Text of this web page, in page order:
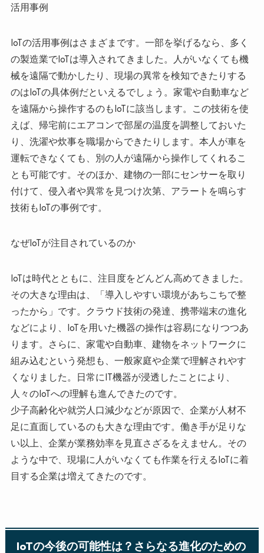
活用事例
IoTの活用事例はさまざまです。一部を挙げるなら、多く
の製造業でIoTは導入されてきました。人がいなくても機
械を遠隔で動かしたり、現場の異常を検知できたりする
のはIoTの具体例だといえるでしょう。家電や自動車など
を遠隔から操作するのもIoTに該当します。この技術を使
えば、帰宅前にエアコンで部屋の温度を調整しておいた
り、洗濯や炊事を職場からできたりします。本人が車を
運転できなくても、別の人が遠隔から操作してくれるこ
とも可能です。そのほか、建物の一部にセンサーを取り
付けて、侵入者や異常を見つけ次第、アラートを鳴らす
技術もIoTの事例です。
なぜIoTが注目されているのか
IoTは時代とともに、注目度をどんどん高めてきました。
その大きな理由は、「導入しやすい環境があちこちで整
ったから」です。クラウド技術の発達、携帯端末の進化
などにより、IoTを用いた機器の操作は容易になりつつあ
ります。さらに、家電や自動車、建物をネットワークに
組み込むという発想も、一般家庭や企業で理解されやす
くなりました。日常にIT機器が浸透したことにより、
人々のIoTへの理解も進んできたのです。
少子高齢化や就労人口減少などが原因で、企業が人材不
足に直面しているのも大きな理由です。働き手が足りな
い以上、企業が業務効率を見直さざるをえません。その
ような中で、現場に人がいなくても作業を行えるIoTに着
目する企業は増えてきたのです。
IoTの今後の可能性は？さらなる進化のための